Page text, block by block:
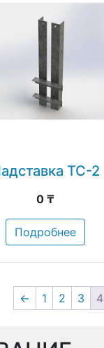
ТС-2
0 ₸
Подробнее
← 1 2 3 4